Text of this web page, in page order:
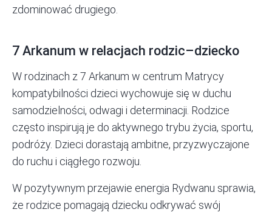
zdominować drugiego.
7 Arkanum w relacjach rodzic–dziecko
W rodzinach z 7 Arkanum w centrum Matrycy
kompatybilności dzieci wychowuje się w duchu
samodzielności, odwagi i determinacji. Rodzice
często inspirują je do aktywnego trybu życia, sportu,
podróży. Dzieci dorastają ambitne, przyzwyczajone
do ruchu i ciągłego rozwoju.
W pozytywnym przejawie energia Rydwanu sprawia,
że rodzice pomagają dziecku odkrywać swój